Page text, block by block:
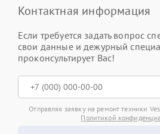
Контактная информация
Если требуется задать вопрос
свои данные и дежурный
проконсультирует Вас!
Отправляя заявку на ремонт техники
Политикой